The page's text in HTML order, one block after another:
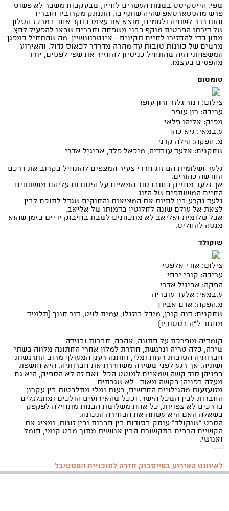
שפי, הייטקיסט בשנות העשרים לחייו, שבעקבות משבר לא פשוט
פרש מהסטארטאפ שהיה שותף בו, התנתק מקרוביו וחבריו
והתדרדר לשתיה ולסמים, מוצא את עצמו בוקר אחד במרכז הסלון
של דירתו הפרטית מוקף בבני משפחה וחברים שבאו להפעיל לחץ
מתון כדי להחזירו לחיים תקינים - אינטרוונשיין. מה שהתחיל כמפגן
מרשים של כוונות טובות עד מהרה מדרדר לכאוס גדול, והאירוע
המשפחתי הזה שהתחיל כניסיון להחזיר את שפי לפסים, יורד
מהפסים בעצמו.
טומטום
צילום: דנור גלזר ורון עופר
עריכה: רון עופר
מפיק: אליהו פלאי
ע.במאי: גיא כהן
מ. הפקה: הילה קרני
שחקנים: אלעד עובדיה, מיכאל פלד, אביגיל אדרי.
גלעד ושלומית הם זוג חרדי צעיר המצפים להתחיל בקרוב את דרכם
החדשה כהורים.
אך גלעד מחזיק בחובו סוד המאיים על היסודות עליהם מושתתים
החיים המשותפים של הזוג.
גלעד נקרע בין לחיות את המציאות והחוקים שגדל לתוכם לבין
לצאת אל עולם שונה לחלוטין בדמותו של אליאב,
אבל שלומית ואליאב לא מתכוונים לשבת בחיבוק ידיים בזמן שהוא
מנסה להחליט.
שוקולד
צילום: אודי אלפסי
עריכה: קובי ירחי
הפקה: אביגיל אדרי
ע.במאי: אלעד עובדיה
מ.הפקה: אדם אבידן
שחקנים: דנה קורן, מיכל בוזגלו, עמית לויט, דור חנוך (תלמיד
מחזור ל"ה בסטודיו).
קומדיה מופרכת על חתונה, אהבה, חברות ובגידה.
שירה, כלה טריה ונרגשת, חוזרת למלון אחרי החתונה מלווה בשתי
חברותיה הטובות רעות ומלי, וחתנה רענן המעולף מרוב התרגשות
ושתיה. אך רגע לפני ששירה משחררת את חברותיה, היא חושפת
בפניהן סוד קשה שמאיים למוטט הכל. ואם זה לא הספיק, היא גם
מעלה בפניהן בקשה מאוד.. לא שגרתית.
מזועזעות מהגילויים החדשים, רעות ומלי מתלבטות בין עקרון
החברות לבין השכל הישר. וככל שהאירועים הולכים ומתגלגלים
בדרכים לא צפויות, כל אחת משלושת הבנות מתחילה לפקפק
בשאלה האם היא עשתה את הבחירה הנכונה.
הסרט "שוקולד" עוסק בסודות בין חברות ובין זוגות, ומציג את
הקשיים הרבים בתקשורת הבין אנושית מתוך מבט קומי, חומל
ואנושי.
---
לאיוונט האירוע בפייסבוק חזרה לתוכניית הפסטיבל